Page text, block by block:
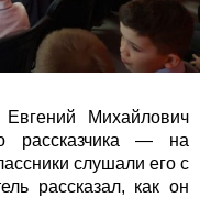
Евгений Михайлович
рассказчика — на
слушали его с
рассказал, как он